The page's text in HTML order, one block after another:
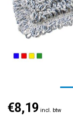
€8,19 incl. btw